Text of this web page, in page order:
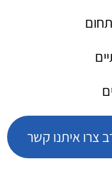
צרו איתנו קשר